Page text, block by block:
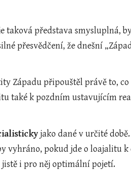
taková představa smysluplná,
přesvědčení, že dnešní
Západu připouštěl právě to,
také k pozdním ustavujícím
jako dané v určité
vyhráno, pokud jde o loajalitu k
i pro něj optimální pojetí.